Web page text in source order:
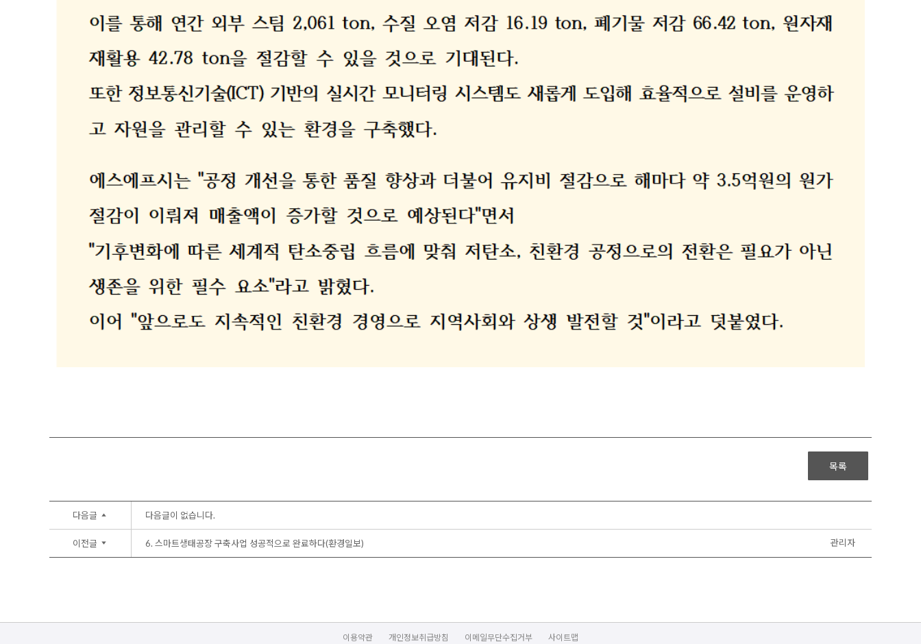
목록
다음글 다음글이 없습니다.
이전글 6. 스마트생태공장 구축사업 성공적으로 완료하다(환경일보) 관리자
이용약관 개인정보취급방침 이메일무단수집거부 사이트맵